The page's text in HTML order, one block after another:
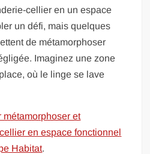
cellier en un espace
un défi, mais quelques
de métamorphoser
Imaginez une zone
où le linge se lave
métamorphoser et
en espace fonctionnel
Habitat.